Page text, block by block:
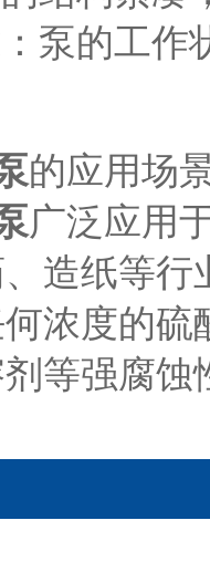
泵的工作
的应用场
广泛应用
造纸等
浓度的
等强腐蚀